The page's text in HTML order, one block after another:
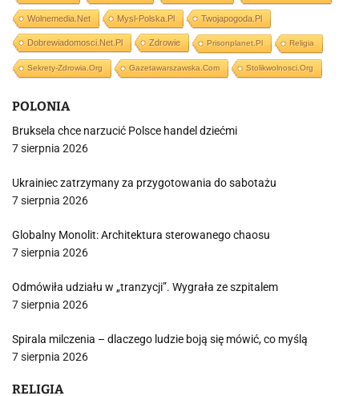
Wolnemedia.net Mysl-Polska.pl Twojapogoda.pl
Dobrewiadomosci.net.pl Zdrowie Prisonplanet.pl Religia
Sekrety-Zdrowia.org Gazetawarszawska.com Stolikwolnosci.org
POLONIA
Bruksela chce narzucić Polsce handel dziećmi
7 sierpnia 2026
Ukrainiec zatrzymany za przygotowania do sabotażu
7 sierpnia 2026
Globalny Monolit: Architektura sterowanego chaosu
7 sierpnia 2026
Odmówiła udziału w „tranzycji”. Wygrała ze szpitalem
7 sierpnia 2026
Spirala milczenia – dlaczego ludzie boją się mówić, co myślą
7 sierpnia 2026
RELIGIA